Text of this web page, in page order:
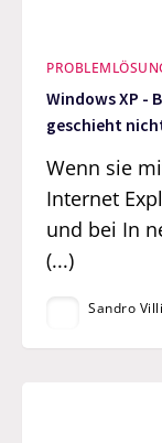
Windows XP -
geschieht
Wenn sie
Internet
und bei In
(...)
Sandro